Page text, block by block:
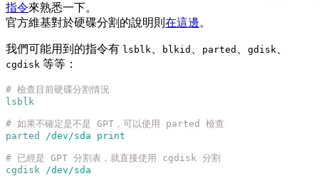
指令來熟悉一下。
官方維基對於硬碟分割的說明則 在這邊。
我們可能用到的指令有 lsblk blkid parted gdisk
cgdisk 等等：
# 檢查目前硬碟分割情況
lsblk
# 如果不確定是不是 GPT，可以使用 parted 檢查
parted
/dev/sda print
# 已經是 GPT 分割表，就直接使用 cgdisk 分割
cgdisk /dev/sda